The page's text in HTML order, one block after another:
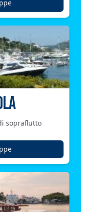
sopraflutto